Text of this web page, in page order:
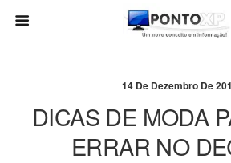
14 De Dezembro De
DICAS DE MODA
ERRAR NO